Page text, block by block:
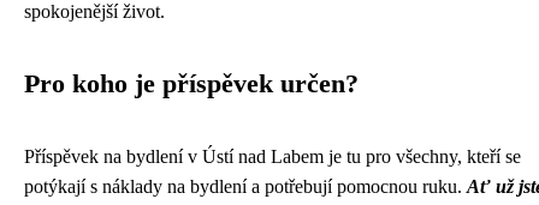
spokojenější život.
Pro koho je příspěvek určen?
Příspěvek na bydlení v Ústí nad Labem je tu pro všechny, kteří se
potýkají s náklady na bydlení a potřebují pomocnou ruku. Ať už